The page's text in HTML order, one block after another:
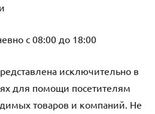
с 08:00 до 18:00
исключительно в
для помощи посетителям
товаров и компаний. Не